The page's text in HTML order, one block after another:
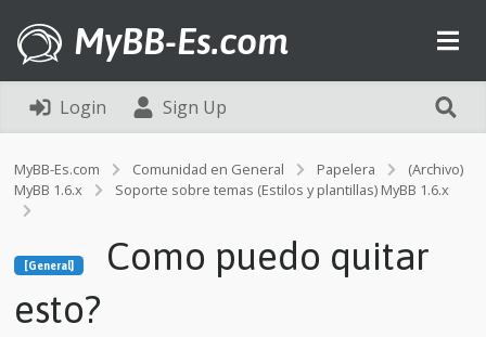
MyBB-Es.com
Login Sign Up
MyBB-Es.com Comunidad en General Papelera
(Archivo)
MyBB 1.6.x
Soporte sobre temas (Estilos y plantillas) MyBB 1.6.x
o
o
[General]
Como puedo quitar
esto?